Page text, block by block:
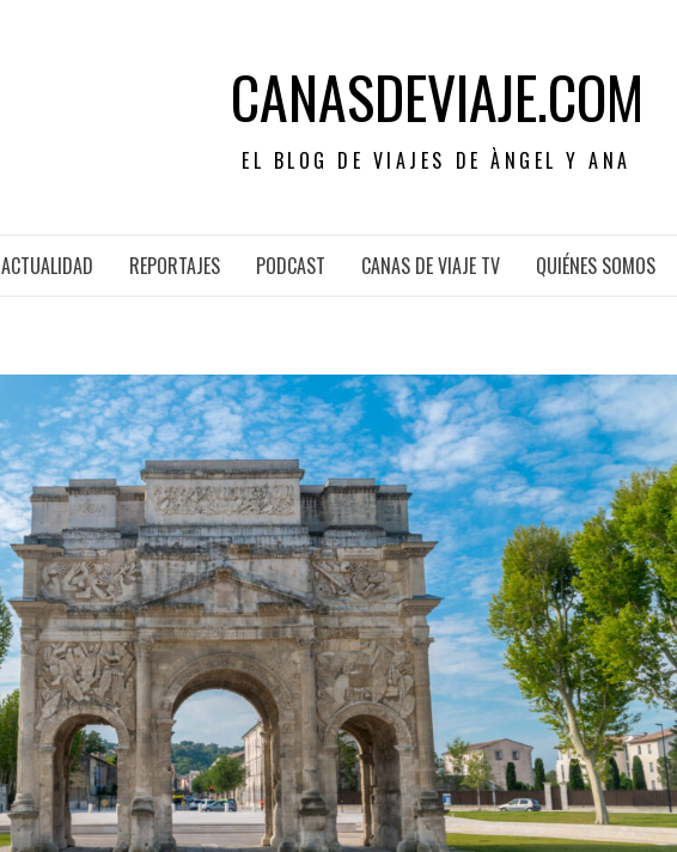
CANASDEVIAJE.COM
EL BLOG DE VIAJES DE ÀNGEL Y ANA
ACTUALIDAD REPORTAJES PODCAST CANAS DE VIAJE TV QUIÉNES SOMOS